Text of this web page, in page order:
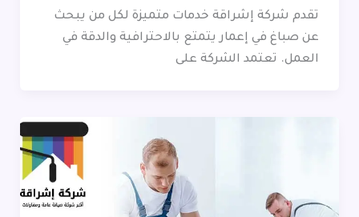
تقدم شركة إشراقة خدمات متميزة لكل من يبحث
عن صباغ في إعمار يتمتع بالاحترافية والدقة في
العمل. تعتمد الشركة على